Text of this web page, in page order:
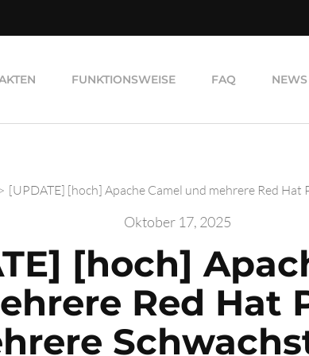
FUNKTIONSWEISE FAQ
> [UPDATE] [hoch] Apache Camel und mehrere Red
Oktober 17, 2025
[hoch]
Red Hat